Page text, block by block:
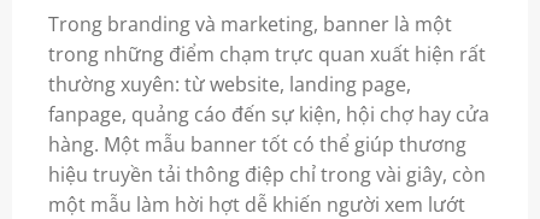
Trong branding và marketing, banner là một
trong những điểm chạm trực quan xuất hiện rất
thường xuyên: từ website, landing page,
fanpage, quảng cáo đến sự kiện, hội chợ hay cửa
hàng. Một mẫu banner tốt có thể giúp thương
hiệu truyền tải thông điệp chỉ trong vài giây, còn
một mẫu làm hời hợt dễ khiến người xem lướt